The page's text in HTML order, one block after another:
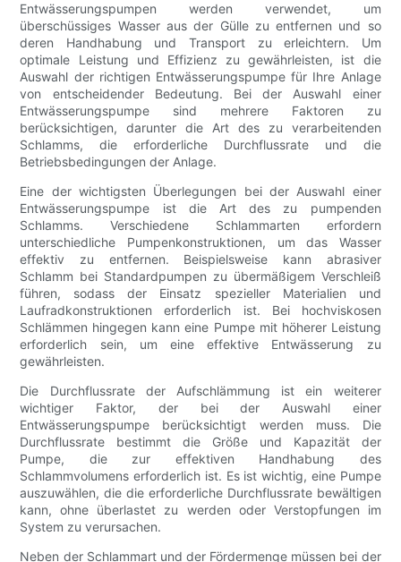
Entwässerungspumpen werden verwendet, um
überschüssiges Wasser aus der Gülle zu entfernen und so
deren Handhabung und Transport zu erleichtern. Um
optimale Leistung und Effizienz zu gewährleisten, ist die
Auswahl der richtigen Entwässerungspumpe für Ihre Anlage
von entscheidender Bedeutung. Bei der Auswahl einer
Entwässerungspumpe sind mehrere Faktoren zu
berücksichtigen, darunter die Art des zu verarbeitenden
Schlamms, die erforderliche Durchflussrate und die
Betriebsbedingungen der Anlage.
Eine der wichtigsten Überlegungen bei der Auswahl einer
Entwässerungspumpe ist die Art des zu pumpenden
Schlamms. Verschiedene Schlammarten erfordern
unterschiedliche Pumpenkonstruktionen, um das Wasser
effektiv zu entfernen. Beispielsweise kann abrasiver
Schlamm bei Standardpumpen zu übermäßigem Verschleiß
führen, sodass der Einsatz spezieller Materialien und
Laufradkonstruktionen erforderlich ist. Bei hochviskosen
Schlämmen hingegen kann eine Pumpe mit höherer Leistung
erforderlich sein, um eine effektive Entwässerung zu
gewährleisten.
Die Durchflussrate der Aufschlämmung ist ein weiterer
wichtiger Faktor, der bei der Auswahl einer
Entwässerungspumpe berücksichtigt werden muss. Die
Durchflussrate bestimmt die Größe und Kapazität der
Pumpe, die zur effektiven Handhabung des
Schlammvolumens erforderlich ist. Es ist wichtig, eine Pumpe
auszuwählen, die die erforderliche Durchflussrate bewältigen
kann, ohne überlastet zu werden oder Verstopfungen im
System zu verursachen.
Neben der Schlammart und der Fördermenge müssen bei der